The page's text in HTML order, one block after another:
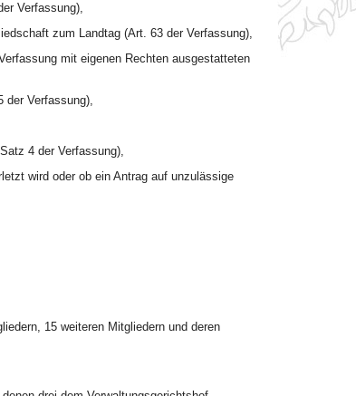
Verfassung),
zum Landtag (Art. 63 der Verfassung),
mit eigenen Rechten ausgestatteten
der Verfassung),
4 der Verfassung),
wird oder ob ein Antrag auf unzulässige
15 weiteren Mitgliedern und deren